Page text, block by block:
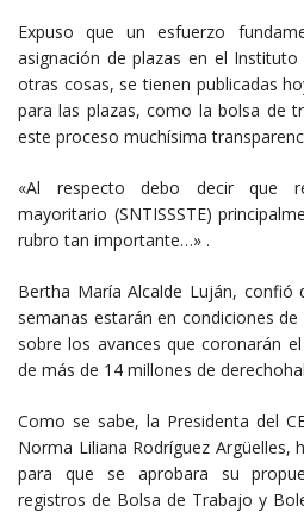
Expuso que un esfuerzo
asignación de plazas en el
otras cosas, se tienen publicadas
para las plazas, como la bolsa de
este proceso muchísima
«Al respecto debo decir que
mayoritario (SNTISSSTE)
rubro tan importante…» .
Bertha María Alcalde Luján,
semanas estarán en condiciones
sobre los avances que coronarán
de más de 14 millones de
Como se sabe, la Presidenta del
Norma Liliana Rodríguez Argüelles,
para que se aprobara su
registros de Bolsa de Trabajo y